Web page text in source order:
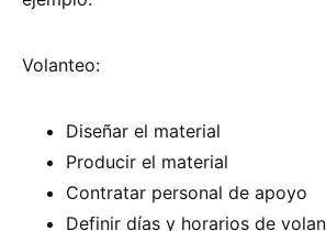
Volanteo:
Diseñar el material
Producir el material
Contratar personal de apoyo
Definir días y horarios de